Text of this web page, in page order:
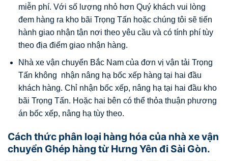
miễn phí. Với số lượng nhỏ hơn Quý khách vui lòng
đem hàng ra kho bãi Trọng Tấn hoặc chúng tôi sẽ tiến
hành giao nhận tận nơi theo yêu cầu và có tính phí tùy
theo địa điểm giao nhận hàng.
Nhà xe vận chuyển Bắc Nam của đơn vị vận tải Trọng
Tấn không nhận nâng hạ bốc xếp hàng tại hai đầu
khách hàng. Chỉ nhận bốc xếp, nâng hạ tại hai đầu kho
bãi Trọng Tấn. Hoặc hai bên có thể thỏa thuận phương
án bốc xếp, nâng hạ tùy theo.
Cách thức phân loại hàng hóa của nhà xe vận
chuyển Ghép hàng từ Hưng Yên đi Sài Gòn.